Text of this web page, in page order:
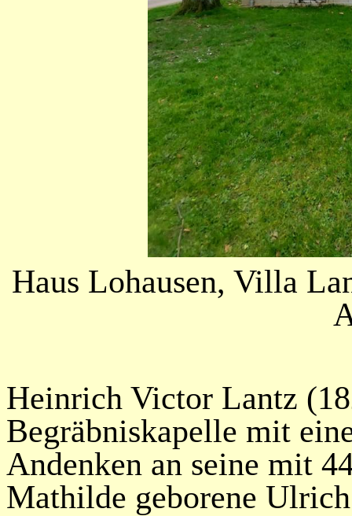
Haus Lohausen, Villa
Heinrich Victor Lantz
Begräbniskapelle mit
Andenken an seine mit
Mathilde geborene